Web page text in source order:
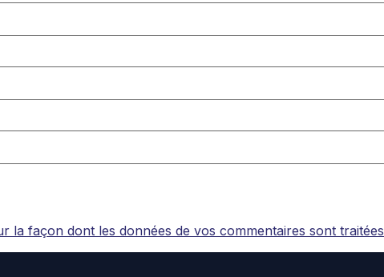
la façon dont les données de vos commentaires sont traitées